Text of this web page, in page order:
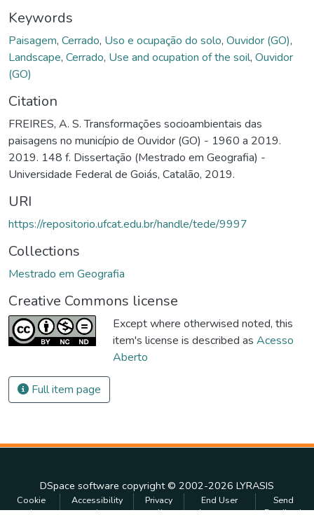
Keywords
Paisagem, Cerrado, Uso e ocupação do solo, Ouvidor (GO),
Landscape, Cerrado, Use and ocupation of the soil, Ouvidor
(GO)
Citation
FREIRES, A. S. Transformações socioambientais das
paisagens no município de Ouvidor (GO) - 1960 a 2019.
2019. 148 f. Dissertação (Mestrado em Geografia) -
Universidade Federal de Goiás, Catalão, 2019.
URI
https://repositorio.ufcat.edu.br/handle/tede/9997
Collections
Mestrado em Geografia
Creative Commons license
Except where otherwised noted, this
item's license is described as Acesso
Aberto
Full item page
DSpace software copyright © 2002-2026 LYRASIS
Cookie
settings
Accessibility
settings
Privacy
policy
End User
Agreement
Send
Feedback